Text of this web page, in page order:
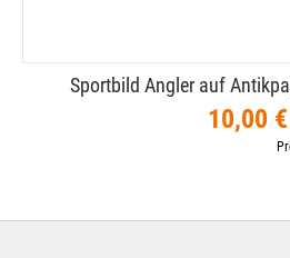
Sportbild Angler auf
10,00 €